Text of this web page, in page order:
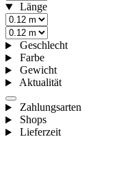
Länge
Geschlecht
Farbe
Gewicht
Aktualität
Zahlungsarten
Shops
Lieferzeit